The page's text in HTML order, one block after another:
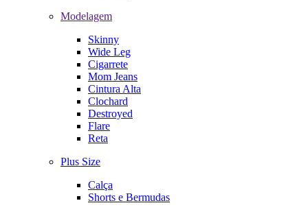
Modelagem
Skinny
Wide Leg
Cigarrete
Mom Jeans
Cintura Alta
Clochard
Destroyed
Flare
Reta
Plus Size
Calça
Shorts e Bermudas